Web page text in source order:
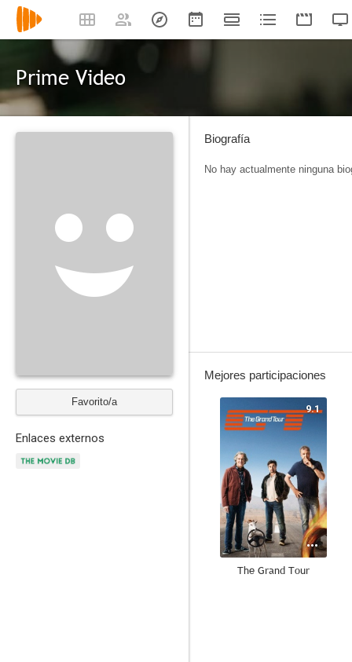
Prime Video
Favorito/a
Enlaces externos
Biografía
No hay actualmente ninguna
Mejores participaciones
9.1
The Grand Tour